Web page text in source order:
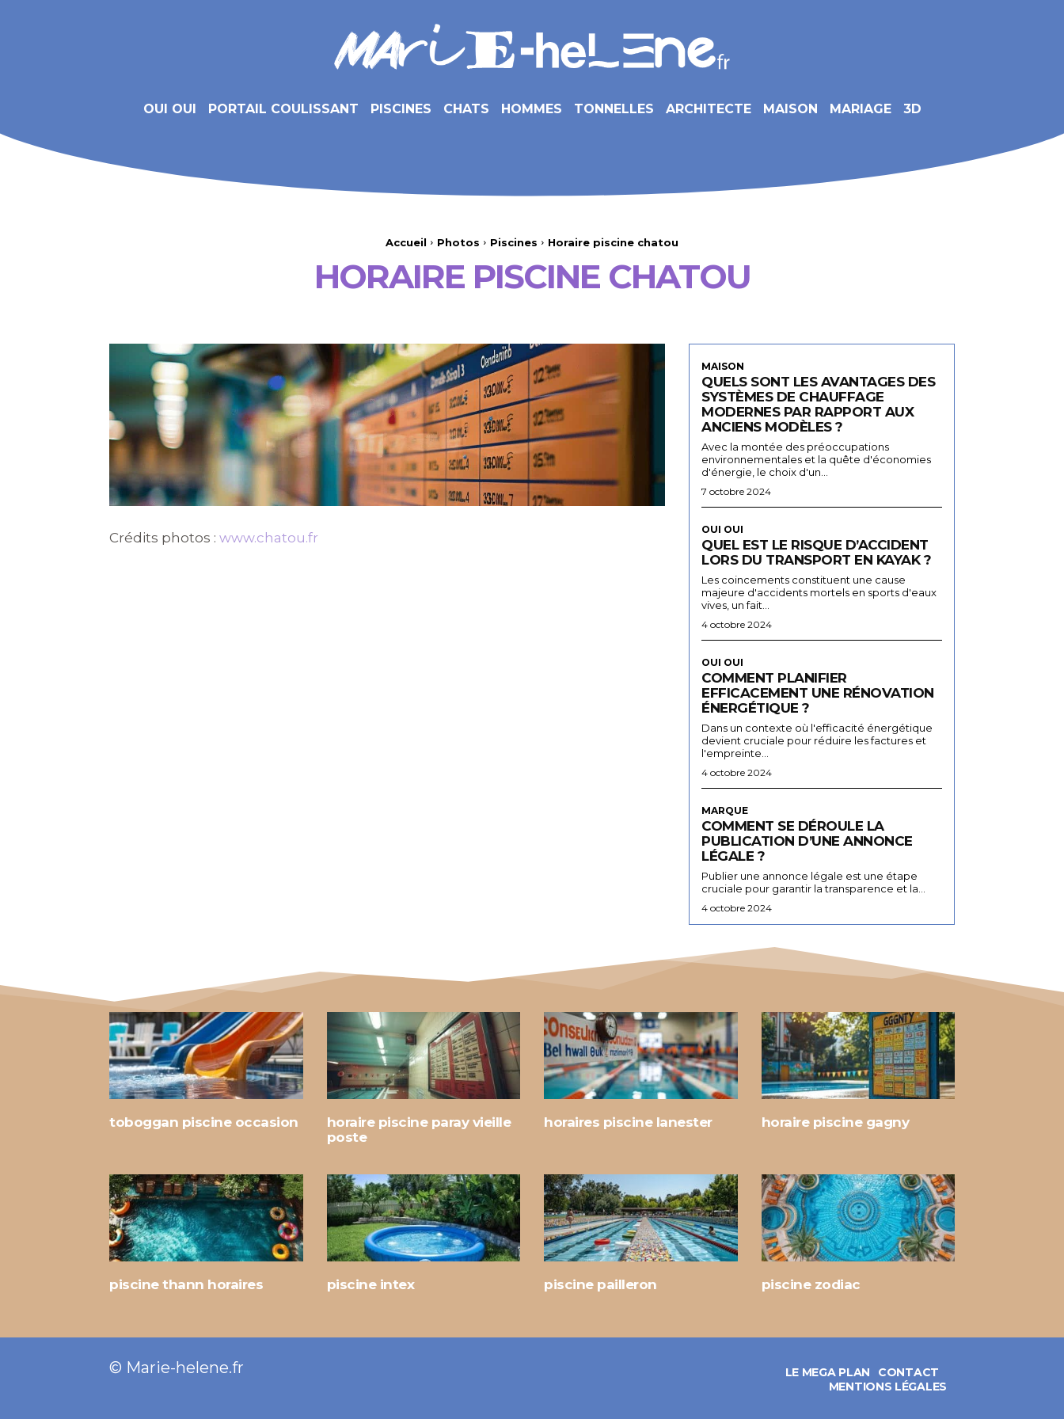
OUI OUI PORTAIL COULISSANT PISCINES CHATS HOMMES TONNELLES ARCHITECTE MAISON MARIAGE 3D
Accueil Photos Piscines Horaire piscine chatou
HORAIRE PISCINE CHATOU
Crédits photos : www.chatou.fr
MAISON
QUELS SONT LES AVANTAGES DES
SYSTÈMES DE CHAUFFAGE
MODERNES PAR RAPPORT AUX
ANCIENS MODÈLES ?
Avec la montée des préoccupations
environnementales et la quête d'économies
d'énergie, le choix d'un...
7 octobre 2024
OUI OUI
QUEL EST LE RISQUE D’ACCIDENT
LORS DU TRANSPORT EN KAYAK ?
Les coincements constituent une cause
majeure d'accidents mortels en sports d'eaux
vives, un fait...
4 octobre 2024
OUI OUI
COMMENT PLANIFIER
EFFICACEMENT UNE RÉNOVATION
ÉNERGÉTIQUE ?
Dans un contexte où l'efficacité énergétique
devient cruciale pour réduire les factures et
l'empreinte...
4 octobre 2024
MARQUE
COMMENT SE DÉROULE LA
PUBLICATION D’UNE ANNONCE
LÉGALE ?
Publier une annonce légale est une étape
cruciale pour garantir la transparence et la...
4 octobre 2024
toboggan piscine occasion
horaire piscine paray vieille
poste
horaires piscine lanester horaire piscine gagny
piscine thann horaires piscine intex piscine pailleron piscine zodiac
© Marie-helene.fr LE MEGA PLAN
CONTACT
MENTIONS LÉGALES